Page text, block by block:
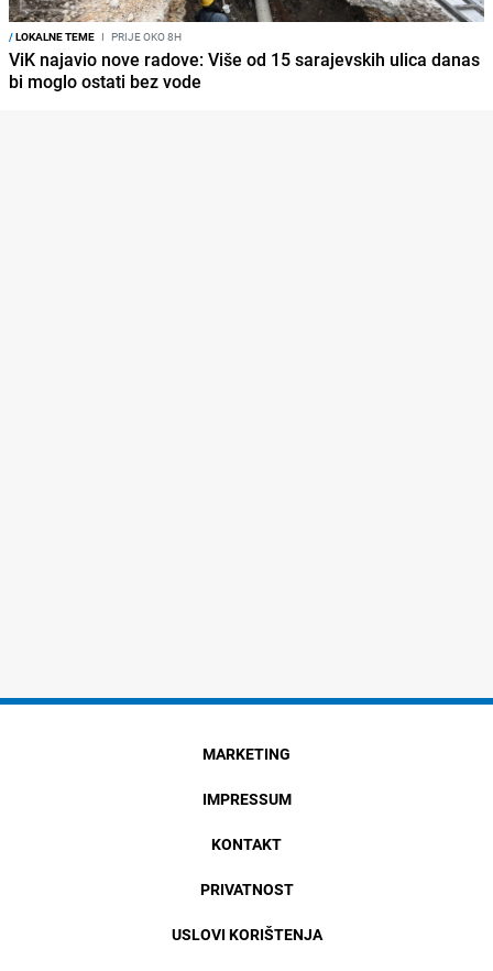
/LOKALNE TEME I PRIJE OKO 8H
ViK najavio nove radove: Više od 15 sarajevskih ulica danas
bi moglo ostati bez vode
MARKETING
IMPRESSUM
KONTAKT
PRIVATNOST
USLOVI KORIŠTENJA